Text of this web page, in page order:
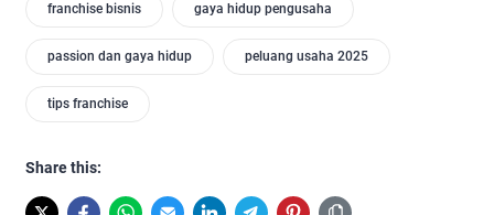
franchise bisnis gaya hidup pengusaha
passion dan gaya hidup peluang usaha 2025
tips franchise
Share this: